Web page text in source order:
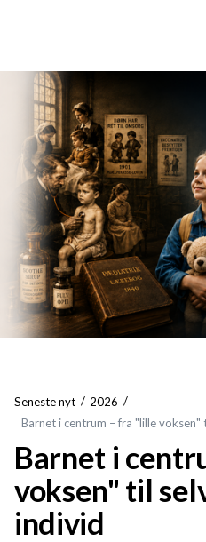
Seneste nyt
2026
Barnet i centrum – fra "lille
Barnet i
voksen" til
individ